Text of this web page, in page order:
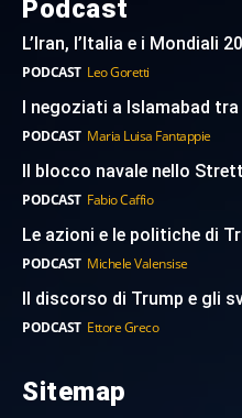
Podcast
L’Iran, l’Italia e i Mondiali
PODCAST Leo Goretti
I negoziati a Islamabad
PODCAST Maria Luisa Fantappie
Il blocco navale nello
PODCAST Fabio Caffio
Le azioni e le politiche di
PODCAST Michele Valensise
Il discorso di Trump e gli
PODCAST Ettore Greco
Sitemap